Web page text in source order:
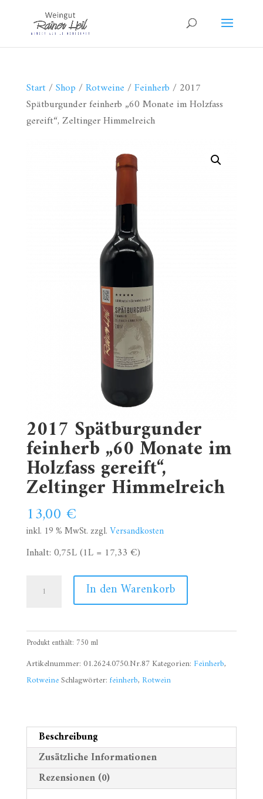
Start/ Shop / Rotweine / Feinherb / 2017
Spätburgunder feinherb „60 Monate im Holzfass
gereift“, Zeltinger Himmelreich
2017 Spätburgunder
feinherb „60 Monate im
Holzfass gereift“,
Zeltinger Himmelreich
13,00 €
inkl. 19 % MwSt.zzgl.Versandkosten
Inhalt: 0,75L (1L = 17,33 €)
Spätburgunder
„60
Monate
im
Holzfass
Himmelreich
Menge
In den Warenkorb
Produkt enthält: 750 ml
Artikelnummer: 01.2624.0750.Nr.87 Kategorien: Feinherb,
RotweineSchlagwörter: feinherb, Rotwein
Beschreibung
Zusätzliche Informationen
Rezensionen (0)